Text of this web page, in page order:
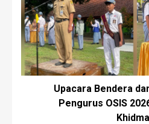
Upacara Bendera
Pengurus OSIS